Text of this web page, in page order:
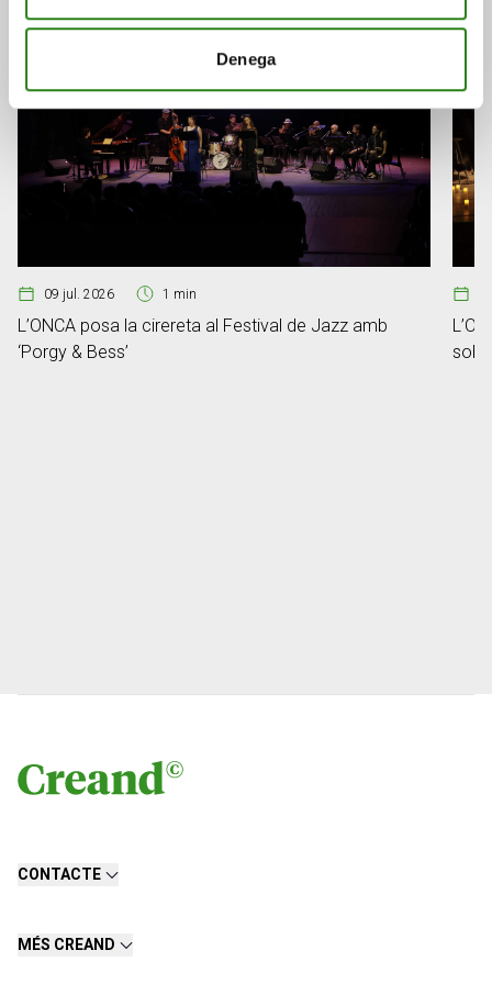
Denega
09 jul. 2026 1 min
L’ONCA posa la cirereta al Festival de Jazz amb
‘Porgy & Bess’
CONTACTE
MÉS CREAND